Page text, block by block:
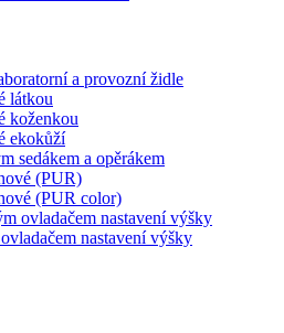
a provozní židle
látkou
koženkou
ekokůží
sedákem a opěrákem
(PUR)
(PUR color)
ovladačem nastavení výšky
nastavení výšky